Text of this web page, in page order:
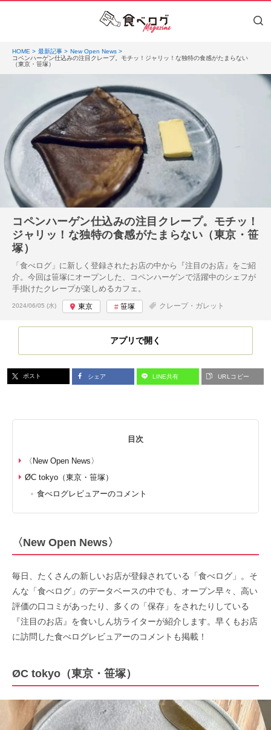
HOME 最新記事
New Open News
コペンハーゲン仕込みの注目クレープ。モチッ！ジャリッ！な独特の食感がたまらない
（東京・笹塚）
コペンハーゲン仕込みの注目クレープ。モチッ！
ジャリッ！な独特の食感がたまらない（東京・笹
塚）
「食べログ」に新しく登録されたお店の中から『注目のお店』をご紹
介。今回は笹塚にオープンした、コペンハーゲンで活躍中のシェフが
手掛けたクレープが楽しめるカフェ。
投稿日:
2024/06/05 (水) 東京 笹塚 クレープ・ガレット
アプリで開く
ポスト シェア LINE共有 URLコピー
目次
〈New Open News〉
ØC tokyo（東京・笹塚）
食べログレビュアーのコメント
〈New Open News〉
毎日、たくさんの新しいお店が登録されている「食べログ」。そ
んな「食べログ」のデータベースの中でも、オープン早々、高い
評価の口コミがあったり、多くの「保存」をされたりしている
『注目のお店』を食いしん坊ライターが紹介します。早くもお店
に訪問した食べログレビュアーのコメントも掲載！
ØC tokyo（東京・笹塚）